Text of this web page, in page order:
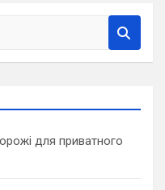
для приватного